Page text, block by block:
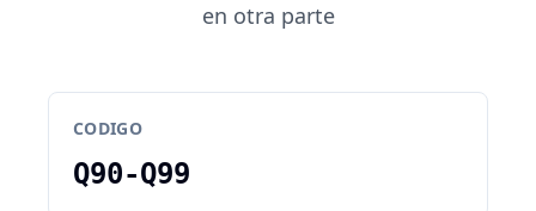
en otra parte
CODIGO
Q90-Q99